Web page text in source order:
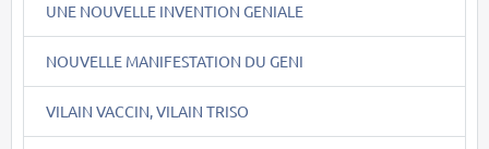
UNE NOUVELLE INVENTION GENIALE
NOUVELLE MANIFESTATION DU GENI
VILAIN VACCIN, VILAIN TRISO